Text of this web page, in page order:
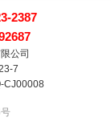
2387
公司
7
CJ00008